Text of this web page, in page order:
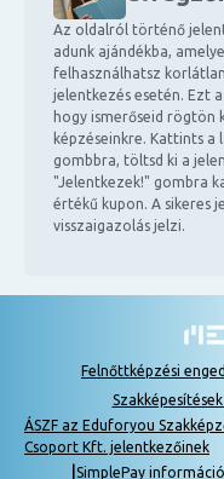
Az oldalról történő
adunk ajándékba,
felhasználhatsz
jelentkezés esetén. Ezt
hogy ismerőseid rögtön
képzéseinkre. Kattints
gombbra, töltsd ki a
"Jelentkezek!" gombra
értékű kupon. A sikeres
visszaigazolás jelzi.
Felnőttképzési
ÁSZF az Eduforyou
Csoport Kft. jelentkezőinek
SimplePay